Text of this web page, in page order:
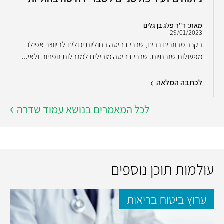
מאת: ד"ר פלג בן גלים
29/01/2023
בקרב מבוגרים רבים, שברי דחיסה בחוליות יכולים להיווצר אפילו
מפעולות שגרתיות. שברי דחיסה מובילים למגבלות גופניות ולאי...
לכתבה המלאה
לכל המאמרים בנושא עמוד שדרה
עולמות תוכן נוספים
ערוץ ביטוח בריאות